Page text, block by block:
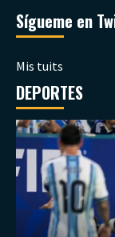
Sígueme en
Mis tuits
DEPORTES